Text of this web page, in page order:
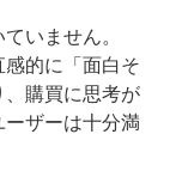
いません。
的に「面白そ
購買に思考が
ザーは十分満